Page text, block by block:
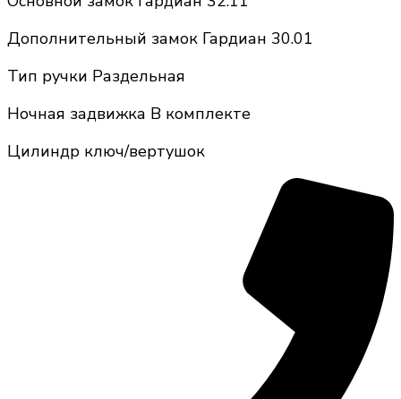
Дополнительный замок Гардиан 30.01
Тип ручки Раздельная
Ночная задвижка В комплекте
Цилиндр ключ/вертушок